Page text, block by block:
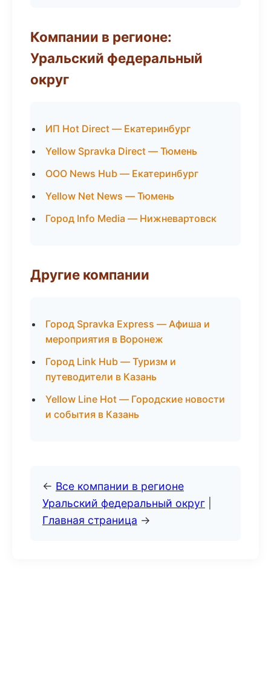
Компании в регионе:
Уральский федеральный
округ
ИП Hot Direct — Екатеринбург
Yellow Spravka Direct — Тюмень
ООО News Hub — Екатеринбург
Yellow Net News — Тюмень
Город Info Media — Нижневартовск
Другие компании
Город Spravka Express — Афиша и
мероприятия в Воронеж
Город Link Hub — Туризм и
путеводители в Казань
Yellow Line Hot — Городские новости
и события в Казань
← Все компании в регионе
Уральский федеральный округ
Главная страница →